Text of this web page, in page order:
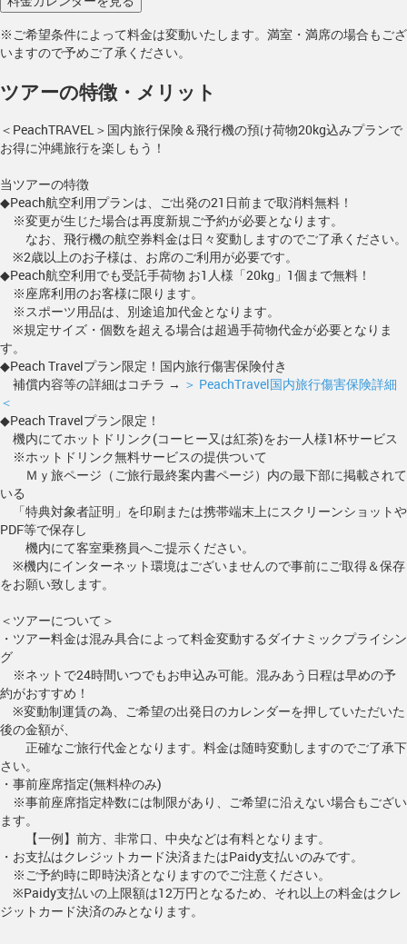
※ご希望条件によって料金は変動いたします。満室・満席の場合もござ
いますので予めご了承ください。
ツアーの特徴・メリット
＜PeachTRAVEL＞国内旅行保険＆飛行機の預け荷物20kg込みプランで
お得に沖縄旅行を楽しもう！
当ツアーの特徴
◆Peach航空利用プランは、ご出発の21日前まで取消料無料！
※変更が生じた場合は再度新規ご予約が必要となります。
なお、飛行機の航空券料金は日々変動しますのでご了承ください。
※2歳以上のお子様は、お席のご利用が必要です。
◆Peach航空利用でも受託手荷物 お1人様「20kg」1個まで無料！
※座席利用のお客様に限ります。
※スポーツ用品は、別途追加代金となります。
※規定サイズ・個数を超える場合は超過手荷物代金が必要となりま
す。
◆Peach Travelプラン限定！国内旅行傷害保険付き
補償内容等の詳細はコチラ → ＞ PeachTravel国内旅行傷害保険詳細
＜
◆Peach Travelプラン限定！
機内にてホットドリンク(コーヒー又は紅茶)をお一人様1杯サービス
※ホットドリンク無料サービスの提供ついて
Ｍｙ旅ページ（ご旅行最終案内書ページ）内の最下部に掲載されて
いる
「特典対象者証明」を印刷または携帯端末上にスクリーンショットや
PDF等で保存し
機内にて客室乗務員へご提示ください。
※機内にインターネット環境はございませんので事前にご取得＆保存
をお願い致します。
＜ツアーについて＞
・ツアー料金は混み具合によって料金変動するダイナミックプライシン
グ
※ネットで24時間いつでもお申込み可能。混みあう日程は早めの予
約がおすすめ！
※変動制運賃の為、ご希望の出発日のカレンダーを押していただいた
後の金額が、
正確なご旅行代金となります。料金は随時変動しますのでご了承下
さい。
・事前座席指定(無料枠のみ)
※事前座席指定枠数には制限があり、ご希望に沿えない場合もござい
ます。
【一例】前方、非常口、中央などは有料となります。
・お支払はクレジットカード決済またはPaidy支払いのみです。
※ご予約時に即時決済となりますのでご注意ください。
※Paidy支払いの上限額は12万円となるため、それ以上の料金はクレ
ジットカード決済のみとなります。